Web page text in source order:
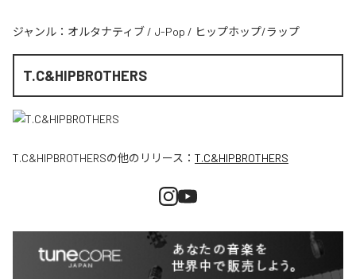
ジャンル： オルタナティブ / J-Pop / ヒップホップ/ラップ
T.C&HIPBROTHERS
T.C&HIPBROTHERSの他のリリース： T.C&HIPBROTHERS